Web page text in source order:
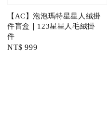
【AC】泡泡瑪特星星人絨掛
件盲盒｜123星星人毛絨掛
件
Regular
NT$ 999